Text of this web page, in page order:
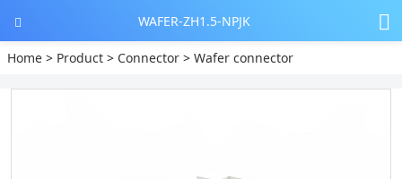
WAFER-ZH1.5-NPJK
Home > Product > Connector > Wafer connector